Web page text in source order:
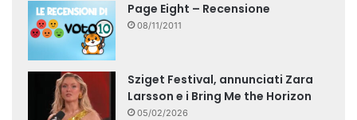
Page Eight – Recensione
08/11/2011
Sziget Festival, annunciati Zara
Larsson e i Bring Me the Horizon
05/02/2026